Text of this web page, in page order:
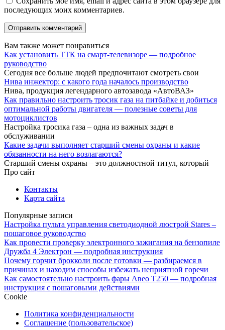
последующих моих комментариев.
Вам также может понравиться
Как установить ТТК на смарт-телевизоре — подробное
руководство
Сегодня все больше людей предпочитают смотреть свои
Нива инжектор: с какого года началось производство
Нива, продукция легендарного автозавода «АвтоВАЗ»
Как правильно настроить тросик газа на питбайке и добиться
оптимальной работы двигателя — полезные советы для
мотоциклистов
Настройка тросика газа – одна из важных задач в
обслуживании
Какие задачи выполняет старший смены охраны и какие
обязанности на него возлагаются?
Старший смены охраны – это должностной титул, который
Про сайт
Контакты
Карта сайта
Популярные записи
Настройка пульта управления светодиодной люстрой Stares –
пошаговое руководство
Как провести проверку электронного зажигания на бензопиле
Дружба 4 Электрон — подробная инструкция
Почему горчит брокколи после готовки — разбираемся в
причинах и находим способы избежать неприятной горечи
Как самостоятельно настроить фары Авео T250 — подробная
инструкция с пошаговыми действиями
Cookie
Политика конфиденциальности
Соглашение (пользовательское)